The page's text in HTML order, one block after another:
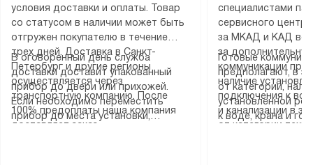
условия доставки и оплаты. Товар
со статусом в наличии может быть
отгружен покупателю в течение
трех дней. Доставка в Санкт-
Петербург и другие регионы
осуществляется через
транспортную компанию. После
100% предоплаты наша компания
доставляет заказ
В оговоренный день служба
доставки доставит упакованный
прибор до двери или прихожей.
Если необходимо переместить
прибор до места установки,
специалистами
сервисного
за МКАД и КАД
за
коммуникации
наличие
подключения к
и канализации в
от категории
Готовые
предполагают, в
от категории,
установленной
к воде, крана и